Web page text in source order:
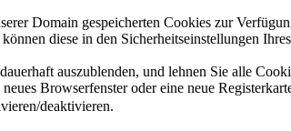
Domain gespeicherten Cookies zur
diese in den Sicherheitseinstellungen
auszublenden, und lehnen Sie alle
Browserfenster oder eine neue
deaktivieren.